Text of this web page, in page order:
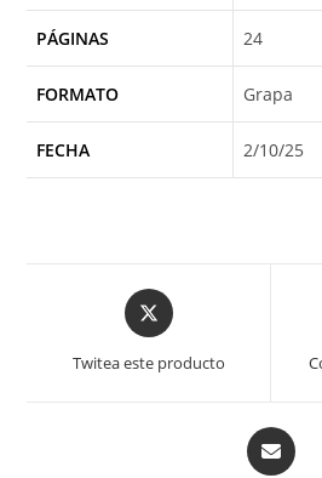
PÁGINAS 24
FORMATO Grapa
FECHA 2/10/25
Opens
in
Twitea este producto
Opens
in